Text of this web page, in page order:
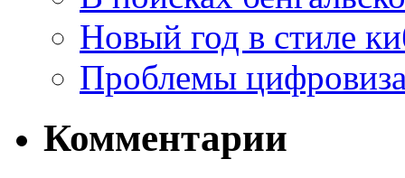
Новый год в стиле
Проблемы
Комментарии